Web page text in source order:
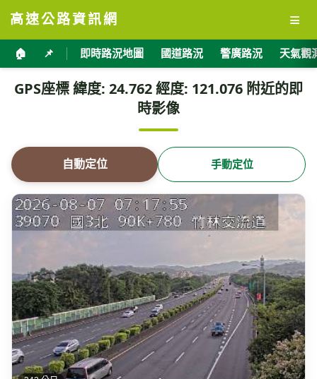
高速公路資訊網 ≡
🏠 📌 即時路況地圖 國道路況 警廣路況 天氣觀
GPS座標 緯度: 24.762 經度: 121.076 附近的即
時影像
自動定位 手動定位